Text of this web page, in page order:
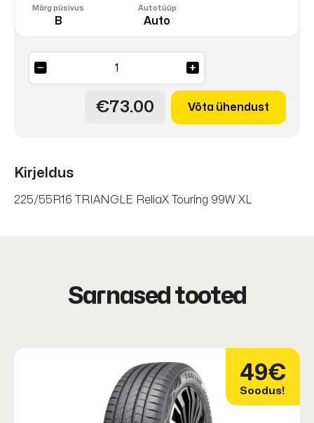
Märg püsivus
B
Autotüüp
Auto
Touring
kogus
€73.00 Võta ühendust
Kirjeldus
225/55R16 TRIANGLE ReliaX Touring 99W XL
Sarnased tooted
49€
Soodus!